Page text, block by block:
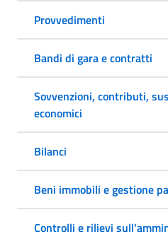
Provvedimenti
Bandi di gara e contratti
Sovvenzioni, contributi,
economici
Bilanci
Beni immobili e gestione
Controlli e rilievi